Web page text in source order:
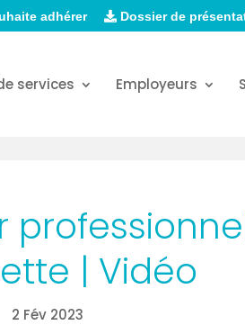
adhérer Dossier de
services Employeurs
| Vidéo
2 Fév 2023